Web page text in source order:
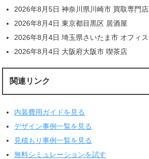
2026年8月5日 神奈川県川崎市 買取専門店
2026年8月4日 東京都目黒区 居酒屋
2026年8月4日 埼玉県さいたま市 オフィス
2026年8月4日 大阪府大阪市 喫茶店
関連リンク
内装費用ガイドを見る
デザイン事例一覧を見る
見積もり事例一覧を見る
無料シミュレーションを試す